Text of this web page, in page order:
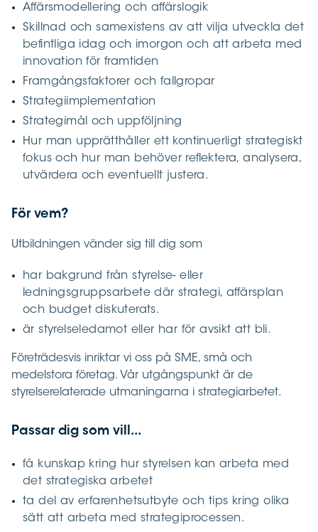
Affärsmodellering och affärslogik
Skillnad och samexistens av att vilja utveckla det
befintliga idag och imorgon och att arbeta med
innovation för framtiden
Framgångsfaktorer och fallgropar
Strategiimplementation
Strategimål och uppföljning
Hur man upprätthåller ett kontinuerligt strategiskt
fokus och hur man behöver reflektera, analysera,
utvärdera och eventuellt justera.
För vem?
Utbildningen vänder sig till dig som
har bakgrund från styrelse- eller
ledningsgruppsarbete där strategi, affärsplan
och budget diskuterats.
är styrelseledamot eller har för avsikt att bli.
Företrädesvis inriktar vi oss på SME, små och
medelstora företag. Vår utgångspunkt är de
styrelserelaterade utmaningarna i strategiarbetet.
Passar dig som vill...
få kunskap kring hur styrelsen kan arbeta med
det strategiska arbetet
ta del av erfarenhetsutbyte och tips kring olika
sätt att arbeta med strategiprocessen.